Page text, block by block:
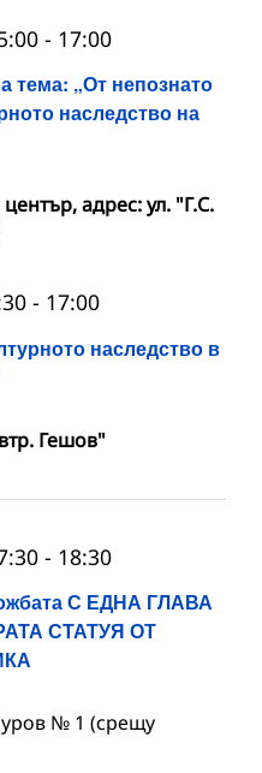
тема: „От непознато
наследство на
- 17:00
адрес: ул. "Г.С.
наследство в
- 17:00
Гешов"
С ЕДНА ГЛАВА
СТАТУЯ ОТ
- 18:30
№ 1 (срещу